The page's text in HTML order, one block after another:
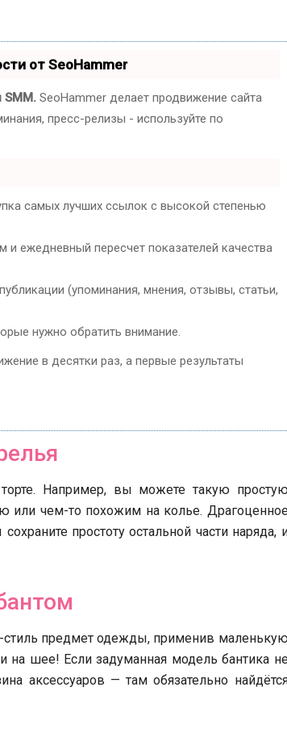
от SeoHammer
SMM. SeoHammer делает продвижение сайта
пресс-релизы - используйте по
самых лучших ссылок с высокой степенью
и ежедневный пересчет показателей качества
(упоминания, мнения, отзывы, статьи,
нужно обратить внимание.
в десятки раз, а первые результаты
Например, вы можете такую
или чем-то похожим на колье.
простоту остальной части наряда,
стиль предмет одежды, применив
на шее! Если задуманная модель бантика
аксессуаров — там обязательно